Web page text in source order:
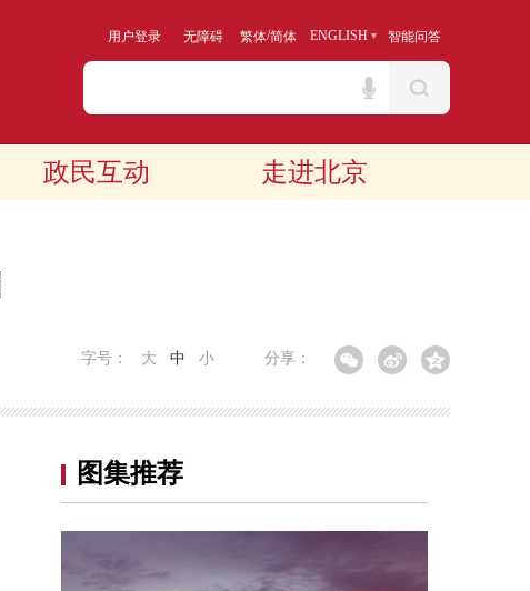
用户登录 无障碍 繁体/简体 ENGLISH 智能问答
政民互动 走进北京
分享：
字号： 大 中 小
图集推荐